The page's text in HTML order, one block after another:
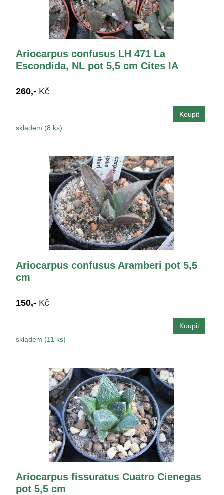
Ariocarpus confusus LH 471 La
Escondida, NL pot 5,5 cm Cites IA
260,- Kč
skladem (8 ks)
Ariocarpus confusus Aramberi pot 5,5
cm
150,- Kč
skladem (11 ks)
Ariocarpus fissuratus Cuatro Cienegas
pot 5,5 cm